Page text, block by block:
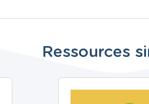
Ressources